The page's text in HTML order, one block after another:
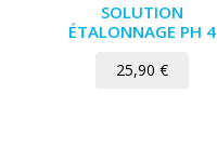
SOLUTION
ÉTALONNAGE PH 4
25,90 €